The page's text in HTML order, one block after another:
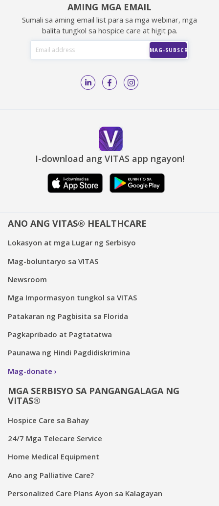
AMING MGA EMAIL
Sumali sa aming email list para sa mga webinar, mga
balita tungkol sa hospice care at higit pa.
I-download ang VITAS app ngayon!
ANO ANG VITAS® HEALTHCARE
Lokasyon at mga Lugar ng Serbisyo
Mag-boluntaryo sa VITAS
Newsroom
Mga Impormasyon tungkol sa VITAS
Patakaran ng Pagbisita sa Florida
Pagkapribado at Pagtatatwa
Paunawa ng Hindi Pagdidiskrimina
Mag-donate
MGA SERBISYO SA PANGANGALAGA NG
VITAS®
Hospice Care sa Bahay
24/7 Mga Telecare Service
Home Medical Equipment
Ano ang Palliative Care?
Personalized Care Plans Ayon sa Kalagayan